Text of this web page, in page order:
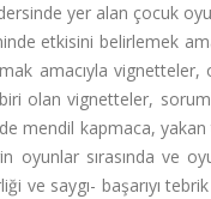
yer alan çocuk
etkisini belirlemek
amacıyla vignetteler,
olan vignetteler,
mendil kapmaca,
sırasında ve
ve saygı- başarıyı